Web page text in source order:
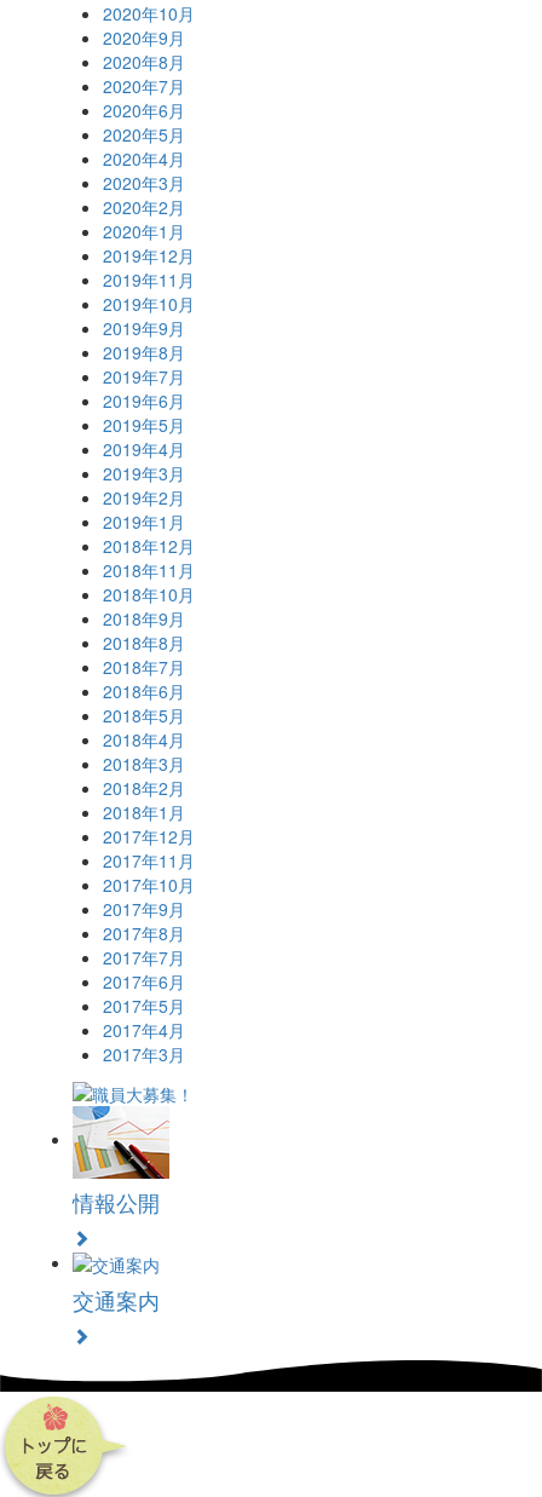
2020年10月
2020年9月
2020年8月
2020年7月
2020年6月
2020年5月
2020年4月
2020年3月
2020年2月
2020年1月
2019年12月
2019年11月
2019年10月
2019年9月
2019年8月
2019年7月
2019年6月
2019年5月
2019年4月
2019年3月
2019年2月
2019年1月
2018年12月
2018年11月
2018年10月
2018年9月
2018年8月
2018年7月
2018年6月
2018年5月
2018年4月
2018年3月
2018年2月
2018年1月
2017年12月
2017年11月
2017年10月
2017年9月
2017年8月
2017年7月
2017年6月
2017年5月
2017年4月
2017年3月
情報公開
交通案内